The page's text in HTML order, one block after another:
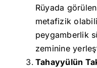
Rüyada
metafizik
peygamberlik
zeminine
Tahayyülün